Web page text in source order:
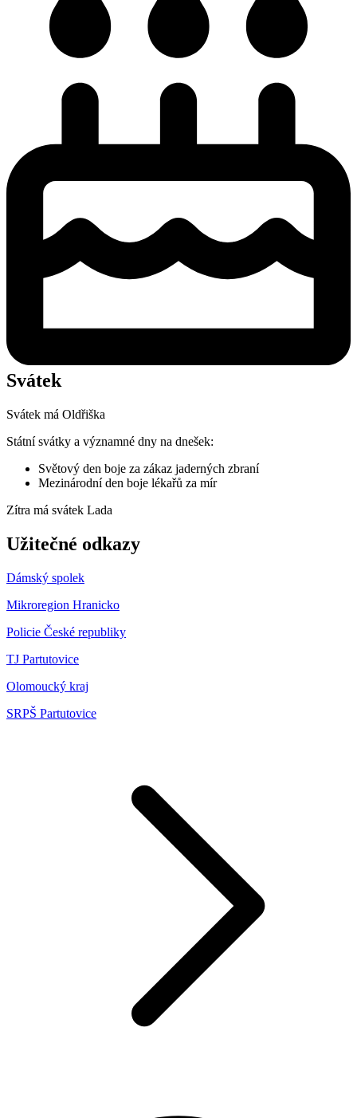
Svátek
Svátek má Oldřiška
Státní svátky a významné dny na dnešek:
Světový den boje za zákaz jaderných zbraní
Mezinárodní den boje lékařů za mír
Zítra má svátek Lada
Užitečné odkazy
Dámský spolek
Mikroregion Hranicko
Policie České republiky
TJ Partutovice
Olomoucký kraj
SRPŠ Partutovice